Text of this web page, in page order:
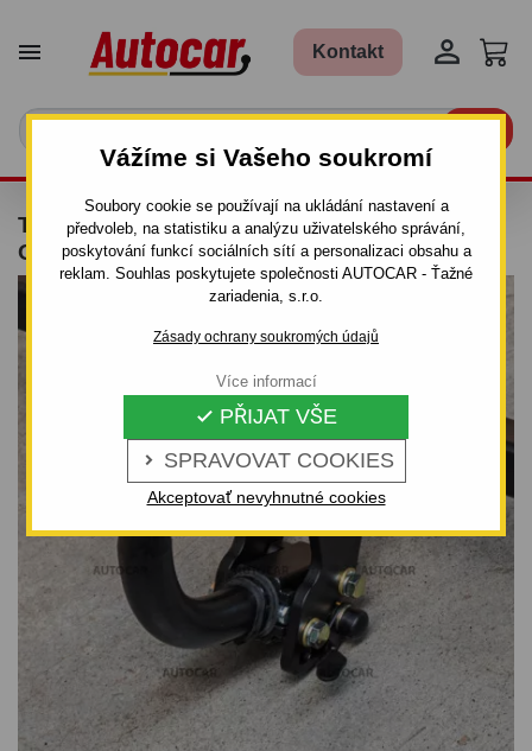
Vážíme si Vašeho soukromí
Soubory cookie se používají na ukládání nastavení a
předvoleb, na statistiku a analýzu uživatelského správání,
poskytování funkcí sociálních sítí a personalizaci obsahu a
reklam. Souhlas poskytujete společnosti AUTOCAR - Ťažné
zariadenia, s.r.o.
Zásady ochrany soukromých údajů
 SPRAVOVAT COOKIES
 PŘIJAT VŠE
Akceptovať nevyhnutné cookies
Více informací
 Kontakt 
TAŽNÉ ZAŘÍZENÍ PRO FORD MONDEO -
ODNÍMATELNÝ BAJONETOVÝ SYSTÉM